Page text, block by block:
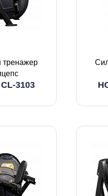
тренажер
3103